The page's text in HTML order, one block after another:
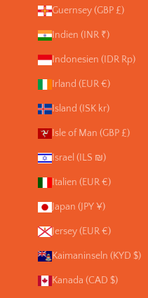
Guernsey (GBP £)
Indien (INR ₹)
Indonesien (IDR Rp)
Irland (EUR €)
Island (ISK kr)
Isle of Man (GBP £)
Israel (ILS ₪)
Italien (EUR €)
Japan (JPY ¥)
Jersey (EUR €)
Kaimaninseln (KYD $)
Kanada (CAD $)